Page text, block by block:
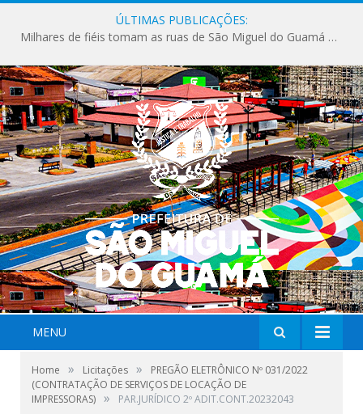
ÚLTIMAS PUBLICAÇÕES:
Milhares de fiéis tomam as ruas de São Miguel do Guamá em uma grande celebração de fé na Marcha para Jesus 2026.
MENU
Home » Licitações »
PREGÃO ELETRÔNICO Nº 031/2022
(CONTRATAÇÃO DE SERVIÇOS DE LOCAÇÃO DE
IMPRESSORAS) » PAR.JURÍDICO 2º ADIT.CONT.20232043